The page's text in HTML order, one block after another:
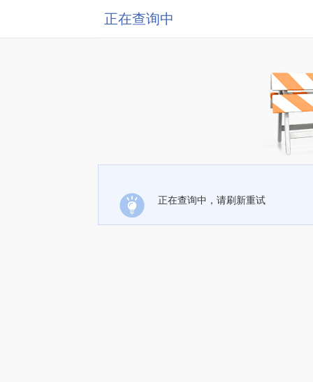
正在查询中
正在查询中，请刷新重试